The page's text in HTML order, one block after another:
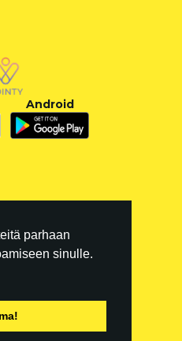
parhaan
sinulle.
Android